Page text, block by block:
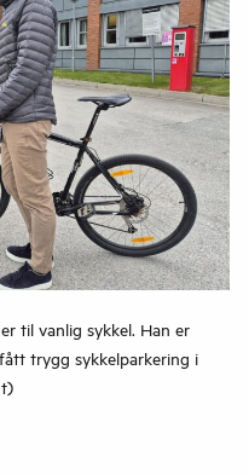
til vanlig sykkel. Han er
trygg sykkelparkering i